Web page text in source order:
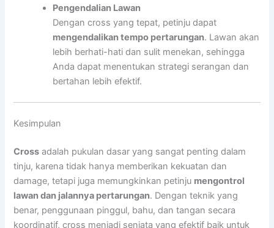
Pengendalian Lawan
Dengan cross yang tepat, petinju dapat
mengendalikan tempo pertarungan. Lawan akan
lebih berhati-hati dan sulit menekan, sehingga
Anda dapat menentukan strategi serangan dan
bertahan lebih efektif.
Kesimpulan
Cross adalah pukulan dasar yang sangat penting dalam
tinju, karena tidak hanya memberikan kekuatan dan
damage, tetapi juga memungkinkan petinju mengontrol
lawan dan jalannya pertarungan. Dengan teknik yang
benar, penggunaan pinggul, bahu, dan tangan secara
koordinatif, cross menjadi senjata yang efektif baik untuk